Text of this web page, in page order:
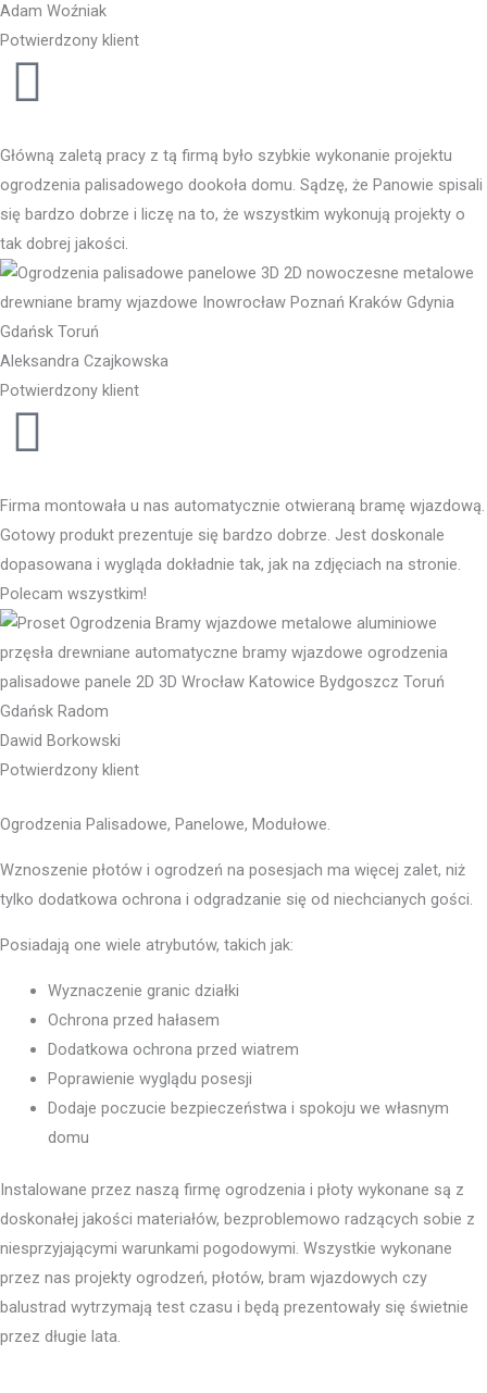
Adam Woźniak
Potwierdzony klient
Główną zaletą pracy z tą firmą było szybkie wykonanie projektu
ogrodzenia palisadowego dookoła domu. Sądzę, że Panowie spisali
się bardzo dobrze i liczę na to, że wszystkim wykonują projekty o
tak dobrej jakości.
Aleksandra Czajkowska
Potwierdzony klient
Firma montowała u nas automatycznie otwieraną bramę wjazdową.
Gotowy produkt prezentuje się bardzo dobrze. Jest doskonale
dopasowana i wygląda dokładnie tak, jak na zdjęciach na stronie.
Polecam wszystkim!
Dawid Borkowski
Potwierdzony klient
Ogrodzenia Palisadowe, Panelowe, Modułowe.
Wznoszenie płotów i ogrodzeń na posesjach ma więcej zalet, niż
tylko dodatkowa ochrona i odgradzanie się od niechcianych gości.
Posiadają one wiele atrybutów, takich jak:
Wyznaczenie granic działki
Ochrona przed hałasem
Dodatkowa ochrona przed wiatrem
Poprawienie wyglądu posesji
Dodaje poczucie bezpieczeństwa i spokoju we własnym
domu
Instalowane przez naszą firmę ogrodzenia i płoty wykonane są z
doskonałej jakości materiałów, bezproblemowo radzących sobie z
niesprzyjającymi warunkami pogodowymi. Wszystkie wykonane
przez nas projekty ogrodzeń, płotów, bram wjazdowych czy
balustrad wytrzymają test czasu i będą prezentowały się świetnie
przez długie lata.